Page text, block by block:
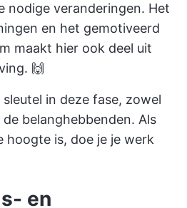
nodige veranderingen. Het
en het gemotiveerd
maakt hier ook deel uit
🙌
in deze fase, zowel
belanghebbenden. Als
hoogte is, doe je je werk
en